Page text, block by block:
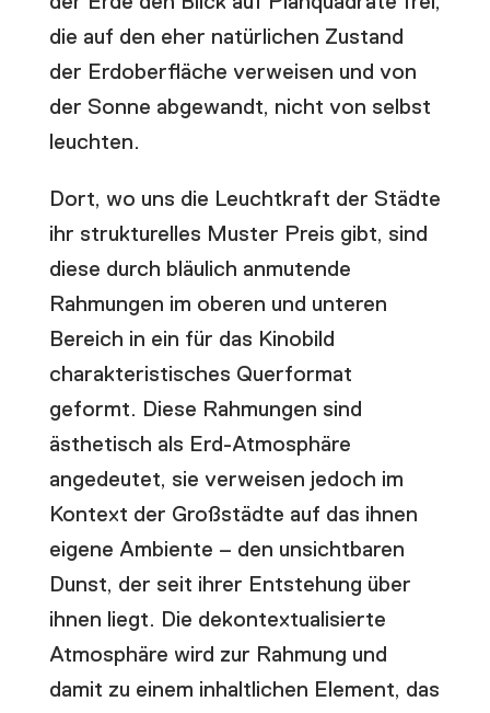
die auf den eher natürlichen Zustand
der Erdoberfläche verweisen und von
der Sonne abgewandt, nicht von selbst
leuchten.
Dort, wo uns die Leuchtkraft der Städte
ihr strukturelles Muster Preis gibt, sind
diese durch bläulich anmutende
Rahmungen im oberen und unteren
Bereich in ein für das Kinobild
charakteristisches Querformat
geformt. Diese Rahmungen sind
ästhetisch als Erd-Atmosphäre
angedeutet, sie verweisen jedoch im
Kontext der Großstädte auf das ihnen
eigene Ambiente – den unsichtbaren
Dunst, der seit ihrer Entstehung über
ihnen liegt. Die dekontextualisierte
Atmosphäre wird zur Rahmung und
damit zu einem inhaltlichen Element, das